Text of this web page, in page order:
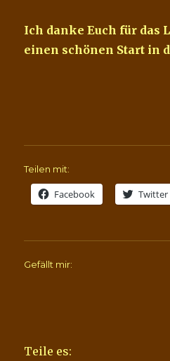
Ich danke Euch für das
einen schönen Start in
Teilen mit:
Facebook Twitter
Gefällt mir:
Teile es: